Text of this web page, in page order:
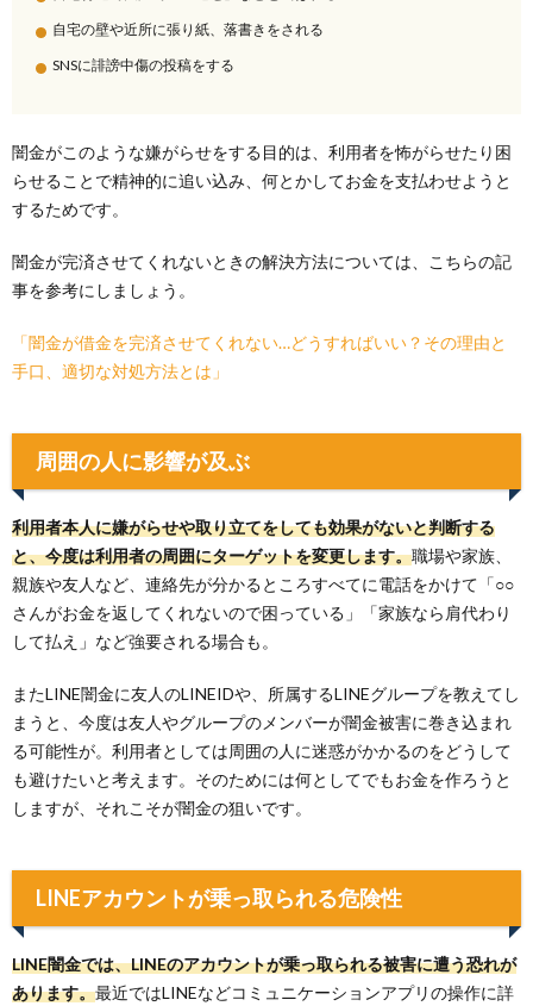
自宅の壁や近所に張り紙、落書きをされる
SNSに誹謗中傷の投稿をする
闇金がこのような嫌がらせをする目的は、利用者を怖がらせたり困
らせることで精神的に追い込み、何とかしてお金を支払わせようと
するためです。
闇金が完済させてくれないときの解決方法については、こちらの記
事を参考にしましょう。
「闇金が借金を完済させてくれない…どうすればいい？その理由と
手口、適切な対処方法とは」
周囲の人に影響が及ぶ
利用者本人に嫌がらせや取り立てをしても効果がないと判断する
と、今度は利用者の周囲にターゲットを変更します。職場や家族、
親族や友人など、連絡先が分かるところすべてに電話をかけて「○○
さんがお金を返してくれないので困っている」「家族なら肩代わり
して払え」など強要される場合も。
またLINE闇金に友人のLINEIDや、所属するLINEグループを教えてし
まうと、今度は友人やグループのメンバーが闇金被害に巻き込まれ
る可能性が。利用者としては周囲の人に迷惑がかかるのをどうして
も避けたいと考えます。そのためには何としてでもお金を作ろうと
しますが、それこそが闇金の狙いです。
LINEアカウントが乗っ取られる危険性
LINE闇金では、LINEのアカウントが乗っ取られる被害に遭う恐れが
あります。最近ではLINEなどコミュニケーションアプリの操作に詳